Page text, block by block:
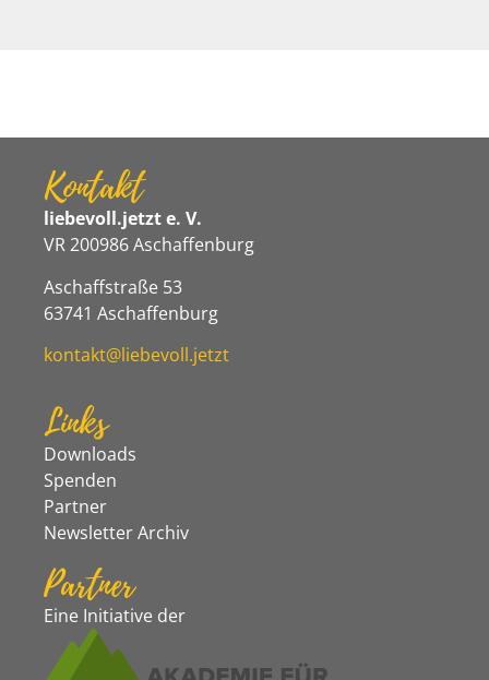
Kontakt
liebevoll.jetzt e. V.
VR 200986 Aschaffenburg
Aschaffstraße 53
63741 Aschaffenburg
kontakt@liebevoll.jetzt
Links
Downloads
Spenden
Partner
Newsletter Archiv
Partner
Eine Initiative der